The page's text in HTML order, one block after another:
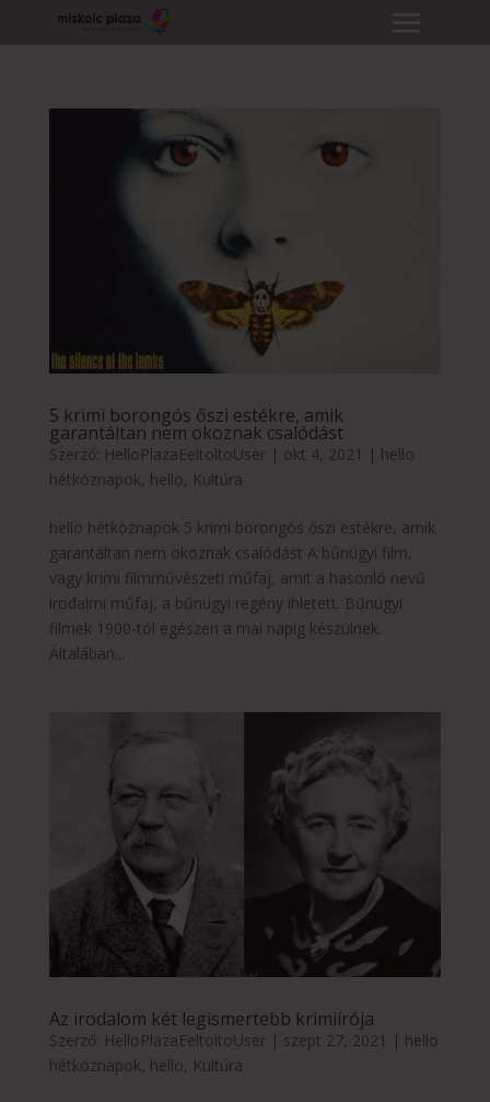
5 krimi borongós őszi estékre, amik
garantáltan nem okoznak csalódást
Szerző: HelloPlazaEeltoltoUser| okt 4, 2021 | hello
hétköznapok, hello, Kultúra
hello hétköznapok 5 krimi borongós őszi estékre, amik
garantáltan nem okoznak csalódást A bűnügyi film,
vagy krimi filmművészeti műfaj, amit a hasonló nevű
irodalmi műfaj, a bűnügyi regény ihletett. Bűnügyi
filmek 1900-tól egészen a mai napig készülnek.
Általában...
Az irodalom két legismertebb krimiírója
Szerző: HelloPlazaEeltoltoUser| szept 27, 2021 | hello
hétköznapok, hello, Kultúra